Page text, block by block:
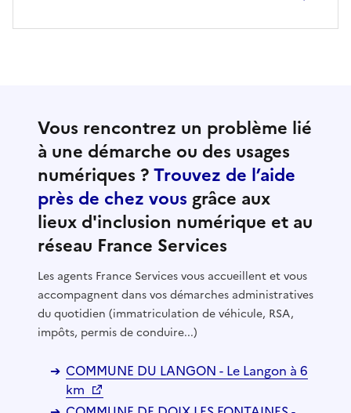
Vous rencontrez un problème lié
à une démarche ou des usages
numériques ?Trouvez de l’aide
près de chez vous grâce aux
lieux d'inclusion numérique et au
réseau France Services
Les agents France Services vous accueillent et vous
accompagnent dans vos démarches administratives
du quotidien (immatriculation de véhicule, RSA,
impôts, permis de conduire...)
COMMUNE DU LANGON - Le Langon à 6
km